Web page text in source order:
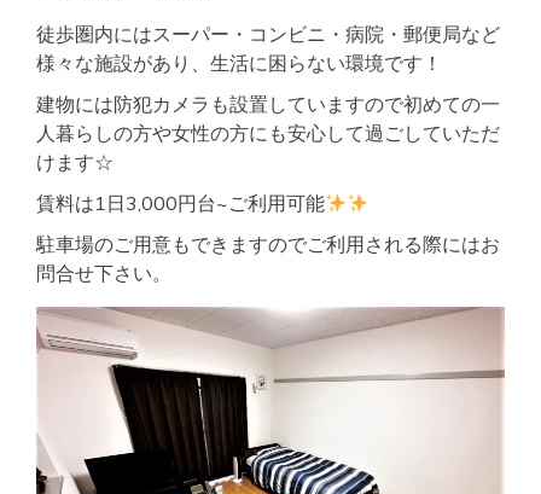
徒歩圏内にはスーパー・コンビニ・病院・郵便局など
様々な施設があり、生活に困らない環境です！
建物には防犯カメラも設置していますので初めての一
人暮らしの方や女性の方にも安心して過ごしていただ
けます☆
賃料は1日3,000円台~ご利用可能
駐車場のご用意もできますのでご利用される際にはお
問合せ下さい。